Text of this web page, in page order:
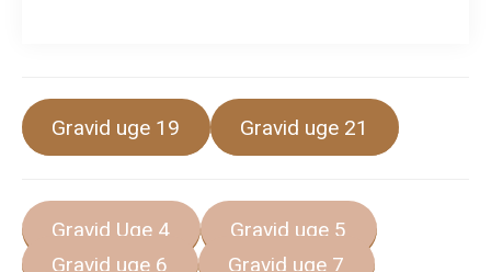
Gravid uge 19 Gravid uge 21
Gravid Uge 4
Gravid uge 5
Gravid uge 6
Gravid uge 7